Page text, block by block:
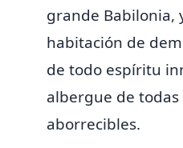
grande Babilonia,
habitación de
de todo espíritu
albergue de todas
aborrecibles.